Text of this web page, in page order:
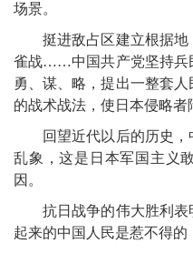
场景。
挺进敌占区建立根据地
雀战……中国共产党坚持兵
勇、谋、略，提出一整套
的战术战法，使日本侵略者
回望近代以后的历史，
乱象，这是日本军国主义
因。
抗日战争的伟大胜利表
起来的中国人民是惹不得的